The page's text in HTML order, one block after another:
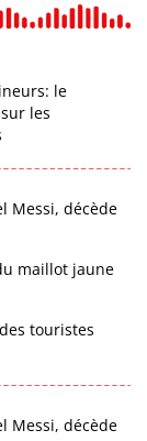
le
les
Messi, décède
maillot jaune
touristes
Messi, décède